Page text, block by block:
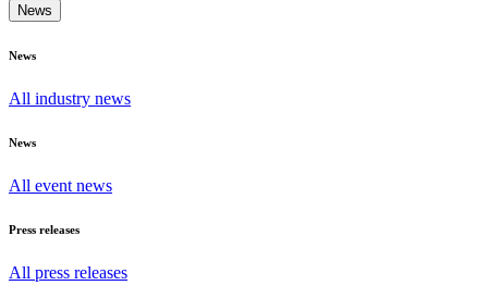
News
News
All industry news
News
All event news
Press releases
All press releases